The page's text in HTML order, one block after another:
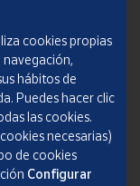
cookies propias
hábitos de
Puedes hacer clic
las cookies.
necesarias)
de cookies
Configurar